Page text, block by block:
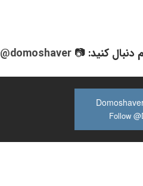
دنبال کنید: 📷@domoshaver
Follow